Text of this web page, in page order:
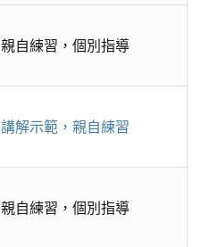
親自練習，個別指導
講解示範，親自練習
親自練習，個別指導